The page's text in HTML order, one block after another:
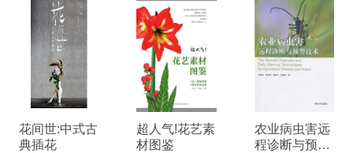
花间世:中式古
典插花
超人气!花艺素
材图鉴
农业病虫害远
程诊断与预警